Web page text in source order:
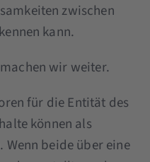
zwischen
kann.
wir weiter.
für die Entität des
können als
beide über eine